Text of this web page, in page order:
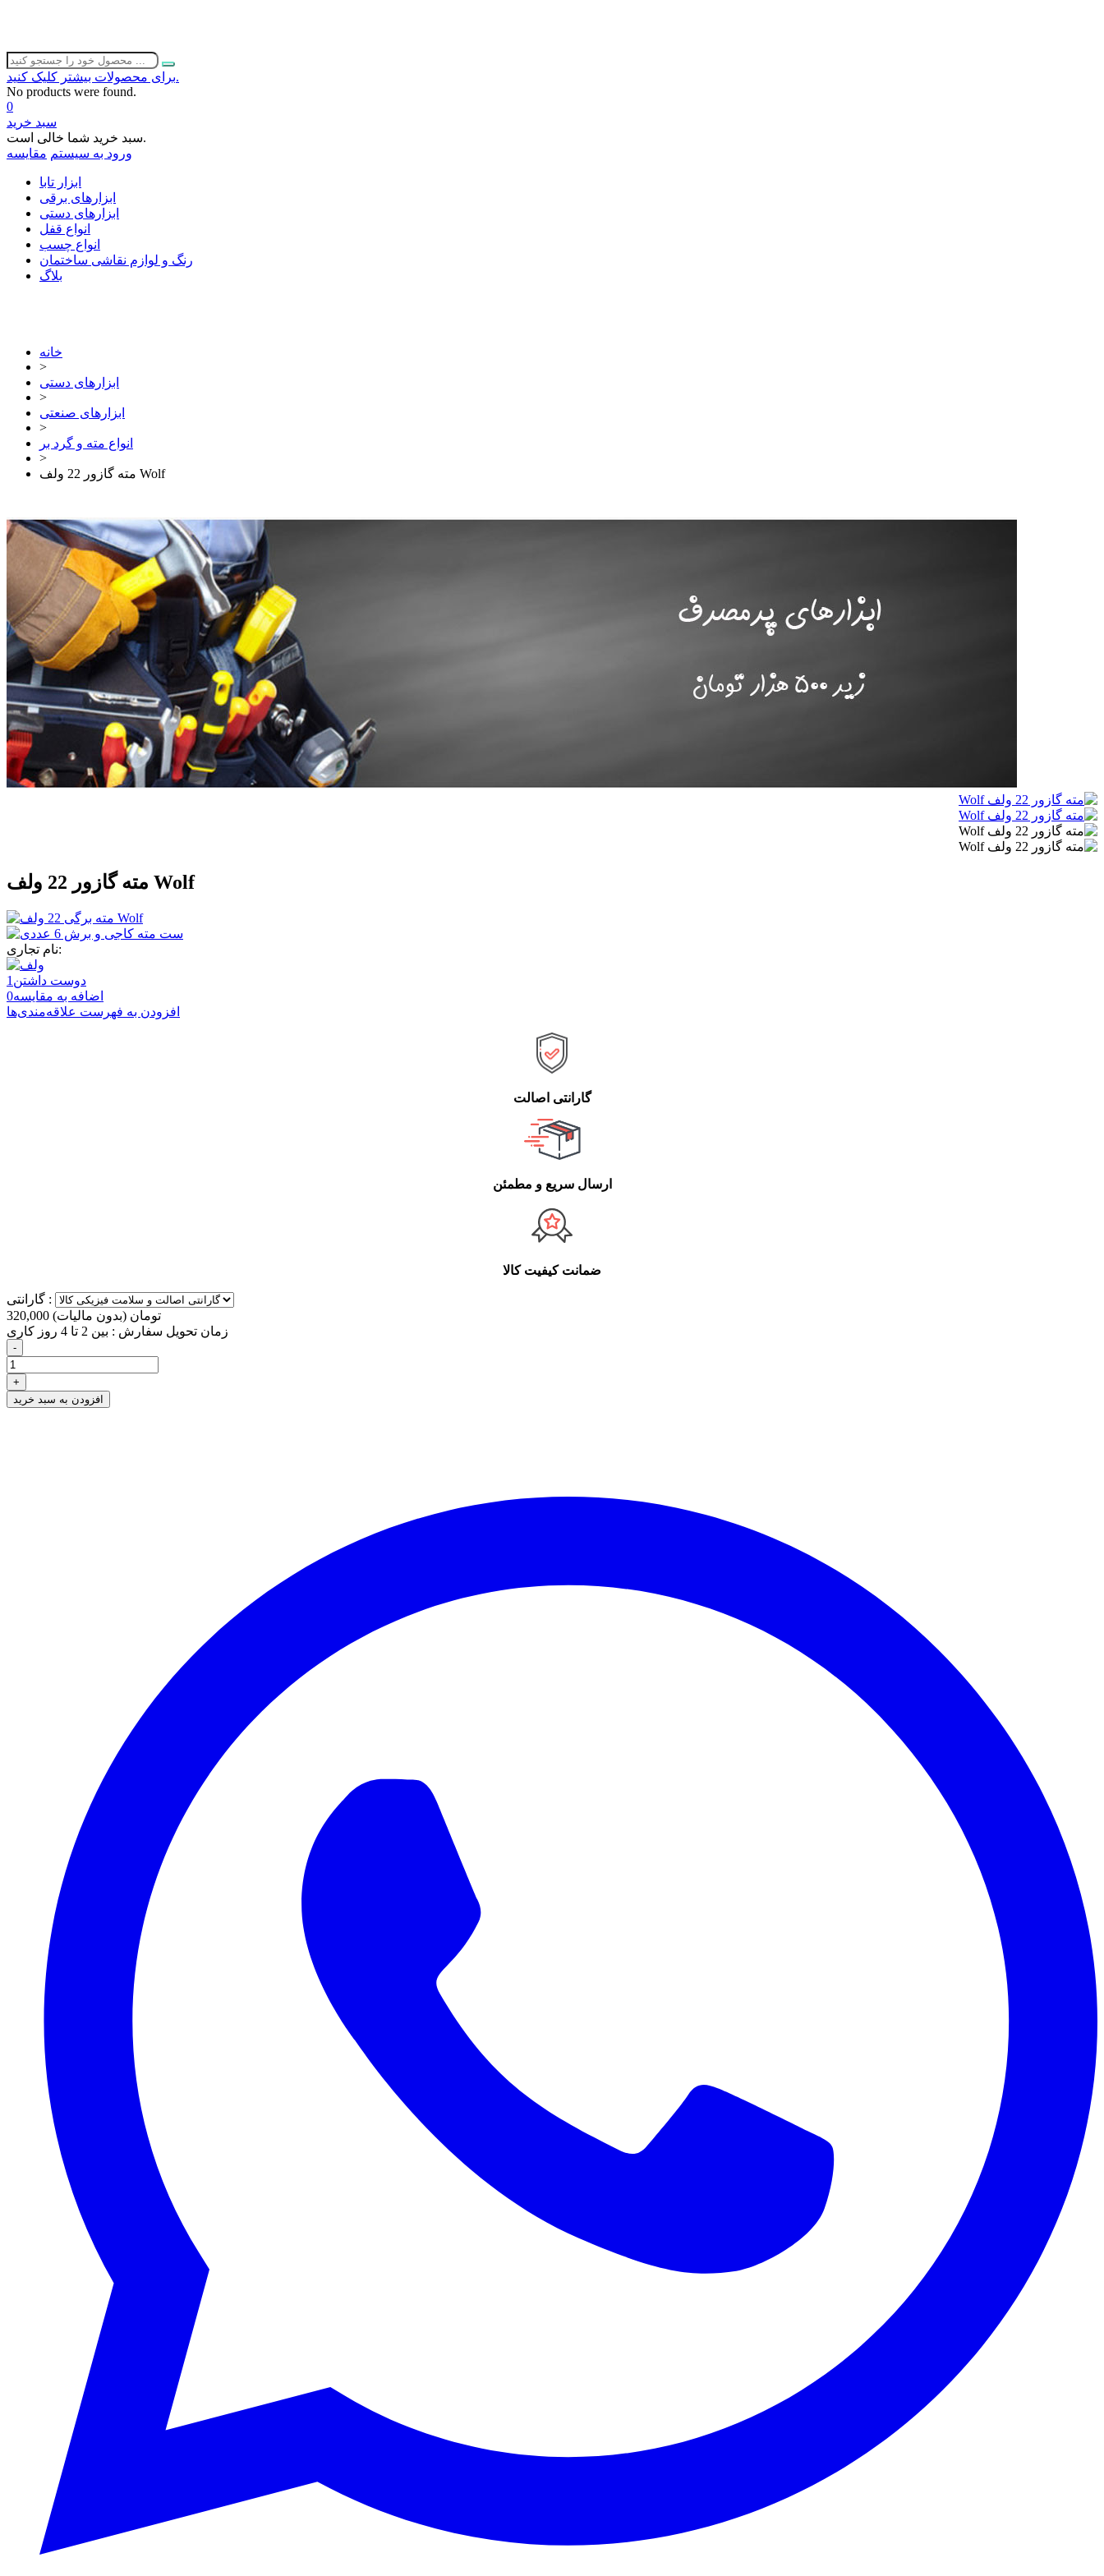
برای محصولات بیشتر کلیک کنید.
No products were found.
0
سبد خرید
سبد خرید شما خالی است.
ورود به سیستم مقایسه
ابزار تابا
ابزارهای برقی
ابزارهای دستی
انواع قفل
انواع چسب
رنگ و لوازم نقاشی ساختمان
بلاگ
خانه
>
ابزارهای دستی
>
ابزارهای صنعتی
>
انواع مته و گرد بر
>
مته گازور 22 ولف Wolf
مته گازور 22 ولف Wolf
نام تجاری:
دوست داشتن 1
اضافه به مقایسه0
افزودن به فهرست علاقه‌مندی‌ها
گارانتی اصالت
ارسال سریع و مطمئن
ضمانت کیفیت کالا
گارانتی :
320,000 تومان (بدون مالیات)
زمان تحویل سفارش : بین 2 تا 4 روز کاری
-
+
افزودن به سبد خرید